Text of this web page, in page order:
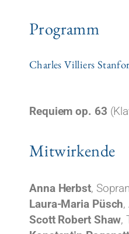
Programm
Charles Villiers
Requiem op. 63
Mitwirkende
Anna Herbst, Sopran
Laura-Maria Püsch,
Scott Robert Shaw,